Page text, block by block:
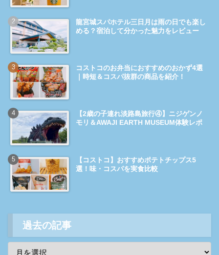
龍宮城スパホテル三日月は雨の日でも楽し
める？宿泊して分かった魅力をレビュー
コストコのお弁当におすすめのおかず4選
｜時短＆コスパ抜群の商品を紹介！
【2歳の子連れ淡路島旅行④】ニジゲンノ
モリ＆AWAJI EARTH MUSEUM体験レポ
【コストコ】おすすめポテトチップス5
選！味・コスパを実食比較
過去の記事